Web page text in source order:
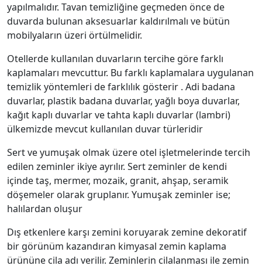
yapılmalıdır. Tavan temizliğine geçmeden önce de
duvarda bulunan aksesuarlar kaldırılmalı ve bütün
mobilyaların üzeri örtülmelidir.
Otellerde kullanılan duvarların tercihe göre farklı
kaplamaları mevcuttur. Bu farklı kaplamalara uygulanan
temizlik yöntemleri de farklılık gösterir . Adi badana
duvarlar, plastik badana duvarlar, yağlı boya duvarlar,
kağıt kaplı duvarlar ve tahta kaplı duvarlar (lambri)
ülkemizde mevcut kullanılan duvar türleridir
Sert ve yumuşak olmak üzere otel işletmelerinde tercih
edilen zeminler ikiye ayrılır. Sert zeminler de kendi
içinde taş, mermer, mozaik, granit, ahşap, seramik
döşemeler olarak gruplanır. Yumuşak zeminler ise;
halılardan oluşur
Dış etkenlere karşı zemini koruyarak zemine dekoratif
bir görünüm kazandıran kimyasal zemin kaplama
ürününe cila adı verilir. Zeminlerin cilalanması ile zemin